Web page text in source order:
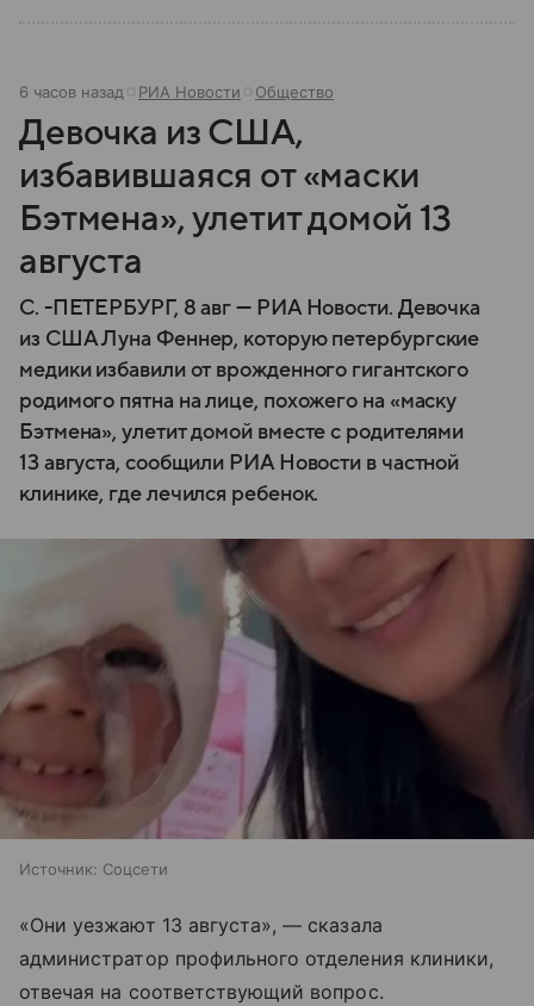
6 часов назад РИА Новости Общество
Девочка из США,
избавившаяся от «маски
Бэтмена», улетит домой 13
августа
С. -ПЕТЕРБУРГ, 8 авг — РИА Новости. Девочка
из США Луна Феннер, которую петербургские
медики избавили от врожденного гигантского
родимого пятна на лице, похожего на «маску
Бэтмена», улетит домой вместе с родителями
13 августа, сообщили РИА Новости в частной
клинике, где лечился ребенок.
Источник: Соцсети
«Они уезжают 13 августа», — сказала
администратор профильного отделения клиники,
отвечая на соответствующий вопрос.